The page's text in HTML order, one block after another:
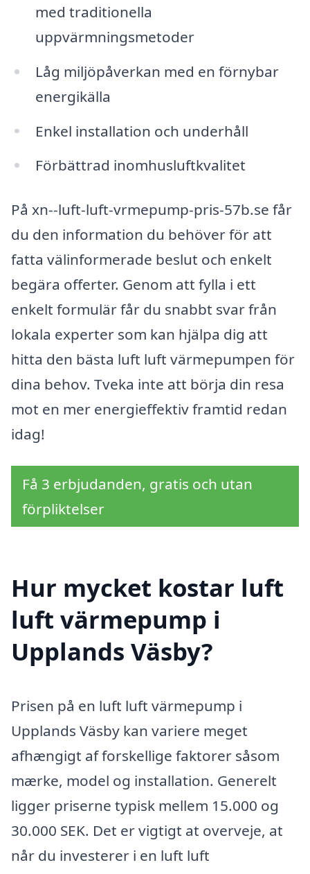
med traditionella
uppvärmningsmetoder
Låg miljöpåverkan med en förnybar
energikälla
Enkel installation och underhåll
Förbättrad inomhusluftkvalitet
På xn--luft-luft-vrmepump-pris-57b.se får
du den information du behöver för att
fatta välinformerade beslut och enkelt
begära offerter. Genom att fylla i ett
enkelt formulär får du snabbt svar från
lokala experter som kan hjälpa dig att
hitta den bästa luft luft värmepumpen för
dina behov. Tveka inte att börja din resa
mot en mer energieffektiv framtid redan
idag!
Få 3 erbjudanden, gratis och utan
förpliktelser
Hur mycket kostar luft
luft värmepump i
Upplands Väsby?
Prisen på en luft luft värmepump i
Upplands Väsby kan variere meget
afhængigt af forskellige faktorer såsom
mærke, model og installation. Generelt
ligger priserne typisk mellem 15.000 og
30.000 SEK. Det er vigtigt at overveje, at
når du investerer i en luft luft